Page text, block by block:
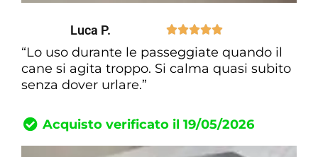
Luca P. 
“Lo uso durante le passeggiate quando il
cane si agita troppo. Si calma quasi subito
senza dover urlare.”
Acquisto verificato il 19/05/2026